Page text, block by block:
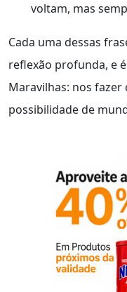
voltam, mas
Cada uma dessas
reflexão profunda, e
Maravilhas: nos
possibilidade de